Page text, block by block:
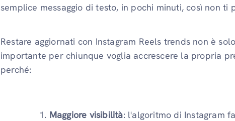
semplice messaggio di testo, in pochi minuti, così non ti
Restare aggiornati con Instagram Reels trends non è
importante per chiunque voglia accrescere la propria
perché:
Maggiore visibilità: l'algoritmo di Instagram